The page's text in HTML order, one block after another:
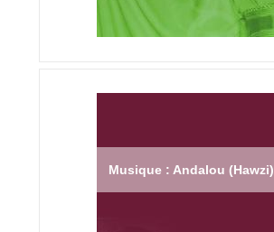
Musique : Andalou (Hawzi)